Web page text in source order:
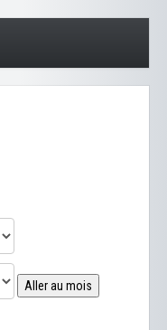
Aller au mois